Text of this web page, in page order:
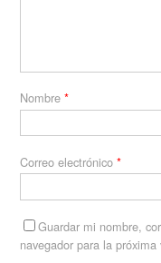
Nombre*
Correo electrónico*
Guardar mi nombre,
navegador para la